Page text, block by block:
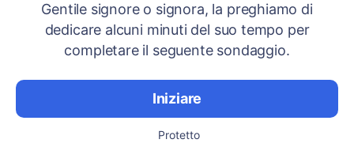
Gentile signore o signora, la preghiamo di
dedicare alcuni minuti del suo tempo per
completare il seguente sondaggio.
Iniziare
Protetto